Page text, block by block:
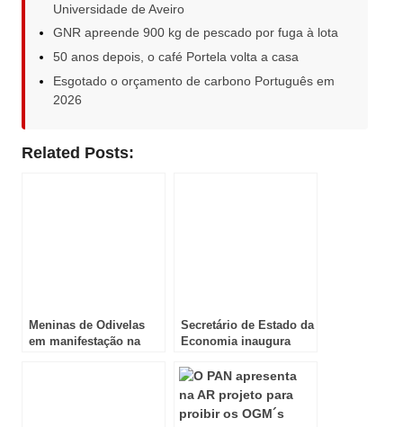
Universidade de Aveiro
GNR apreende 900 kg de pescado por fuga à lota
50 anos depois, o café Portela volta a casa
Esgotado o orçamento de carbono Português em
2026
Related Posts:
Meninas de Odivelas
em manifestação na
Secretário de Estado da
Economia inaugura